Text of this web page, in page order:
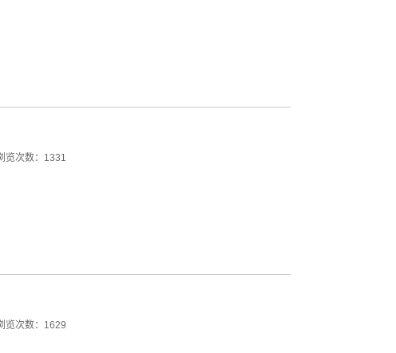
览次数：1331
览次数：1629